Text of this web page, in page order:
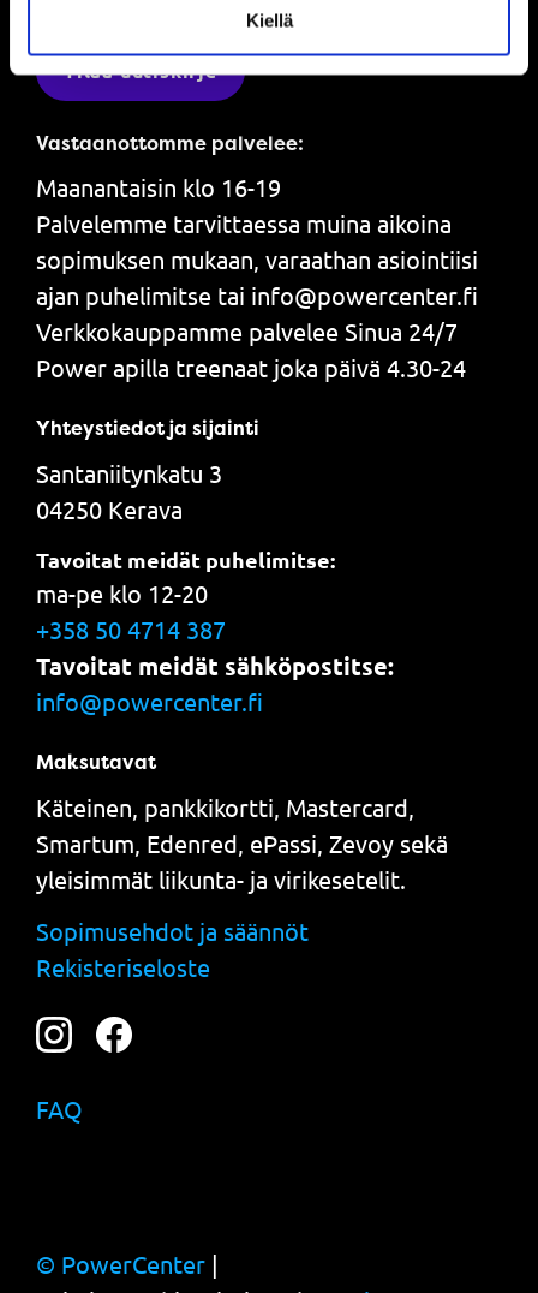
Kiellä
Tilaa uutiskirje
Vastaanottomme palvelee:
Maanantaisin klo 16-19
Palvelemme tarvittaessa muina aikoina
sopimuksen mukaan, varaathan asiointiisi
ajan puhelimitse tai info@powercenter.fi
Verkkokauppamme palvelee Sinua 24/7
Power apilla treenaat joka päivä 4.30-24
Yhteystiedot ja sijainti
Santaniitynkatu 3
04250 Kerava
Tavoitat meidät puhelimitse:
ma-pe klo 12-20
+358 50 4714 387
Tavoitat meidät sähköpostitse:
info@powercenter.fi
Maksutavat
Käteinen, pankkikortti, Mastercard,
Smartum, Edenred, ePassi, Zevoy sekä
yleisimmät liikunta- ja virikesetelit.
Sopimusehdot ja säännöt
Rekisteriseloste
FAQ
© PowerCenter |